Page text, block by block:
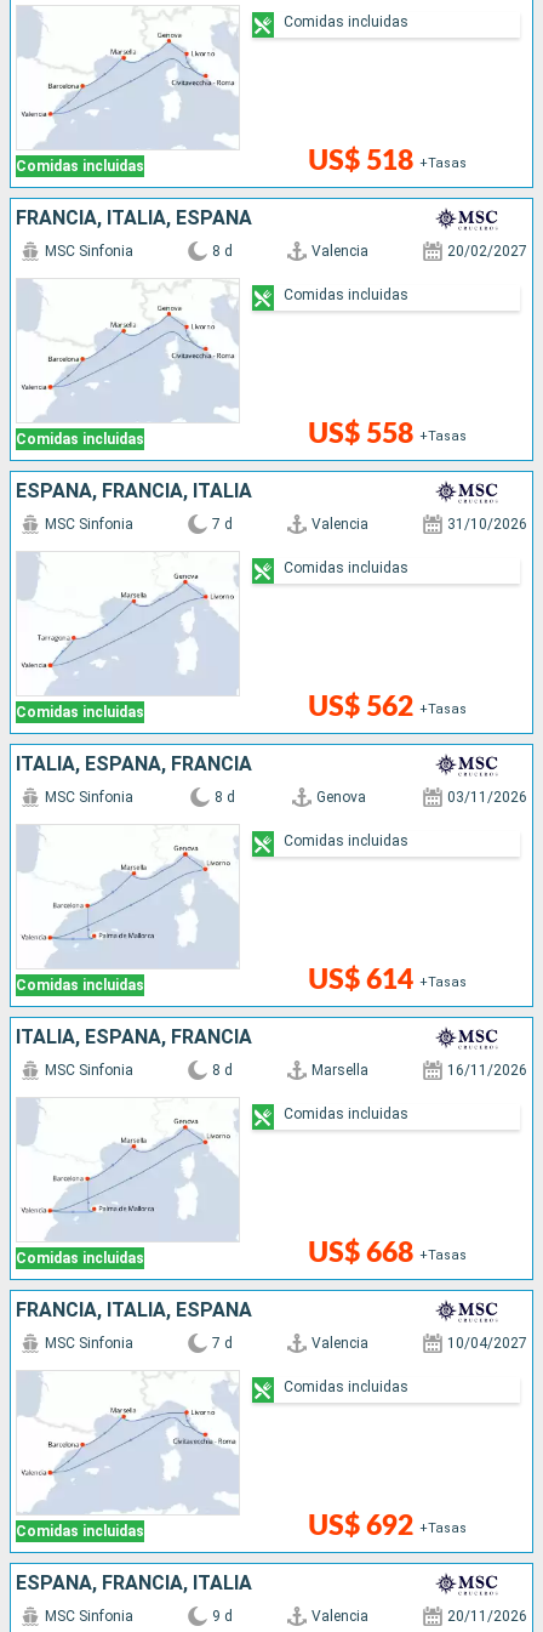
Comidas incluidas US$ 518 +Tasas
Comidas incluidas
FRANCIA, ITALIA, ESPAÑA
Comidas incluidas
MSC Sinfonia 8 d Valencia 20/02/2027
US$ 558 +Tasas
Comidas incluidas
ESPAÑA, FRANCIA, ITALIA
Comidas incluidas
MSC Sinfonia 7 d Valencia 31/10/2026
US$ 562 +Tasas
Comidas incluidas
ITALIA, ESPAÑA, FRANCIA
Comidas incluidas
MSC Sinfonia 8 d Genova 03/11/2026
US$ 614 +Tasas
Comidas incluidas
ITALIA, ESPAÑA, FRANCIA
Comidas incluidas
MSC Sinfonia 8 d Marsella 16/11/2026
US$ 668 +Tasas
Comidas incluidas
FRANCIA, ITALIA, ESPAÑA
Comidas incluidas
MSC Sinfonia 7 d Valencia 10/04/2027
US$ 692 +Tasas
Comidas incluidas
ESPAÑA, FRANCIA, ITALIA
MSC Sinfonia 9 d Valencia 20/11/2026